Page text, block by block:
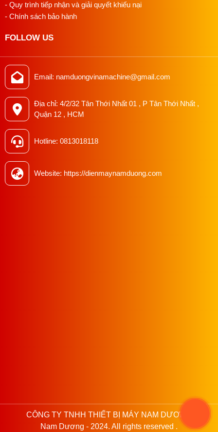
- Quy trình tiếp nhận và giải quyết khiếu nại
- Chính sách bảo hành
FOLLOW US
Email: namduongvinamachine@gmail.com
Địa chỉ: 4/2/32 Tân Thới Nhất 01 , P Tân Thới Nhất ,
Quận 12 , HCM
Hotline: 0813018118
Website: https://dienmaynamduong.com
CÔNG TY TNHH THIẾT BỊ MÁY NAM DƯƠNG
Nam Dương - 2024. All rights reserved .